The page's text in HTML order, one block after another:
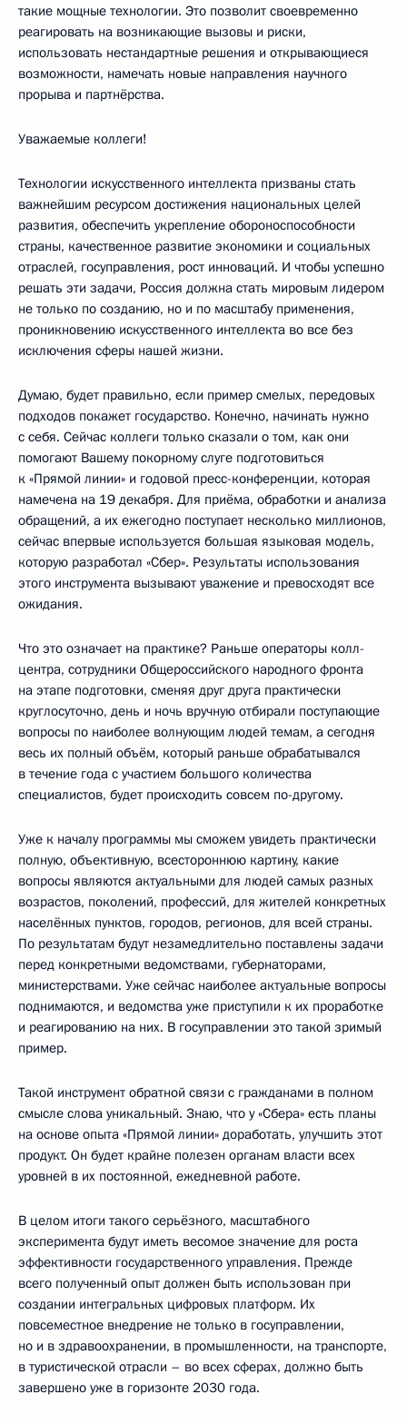
такие мощные технологии. Это позволит своевременно
реагировать на возникающие вызовы и риски,
использовать нестандартные решения и открывающиеся
возможности, намечать новые направления научного
прорыва и партнёрства.
Уважаемые коллеги!
Технологии искусственного интеллекта призваны стать
важнейшим ресурсом достижения национальных целей
развития, обеспечить укрепление обороноспособности
страны, качественное развитие экономики и социальных
отраслей, госуправления, рост инноваций. И чтобы успешно
решать эти задачи, Россия должна стать мировым лидером
не только по созданию, но и по масштабу применения,
проникновению искусственного интеллекта во все без
исключения сферы нашей жизни.
Думаю, будет правильно, если пример смелых, передовых
подходов покажет государство. Конечно, начинать нужно
с себя. Сейчас коллеги только сказали о том, как они
помогают Вашему покорному слуге подготовиться
к «Прямой линии» и годовой пресс-конференции, которая
намечена на 19 декабря. Для приёма, обработки и анализа
обращений, а их ежегодно поступает несколько миллионов,
сейчас впервые используется большая языковая модель,
которую разработал «Сбер». Результаты использования
этого инструмента вызывают уважение и превосходят все
ожидания.
Что это означает на практике? Раньше операторы колл-
центра, сотрудники Общероссийского народного фронта
на этапе подготовки, сменяя друг друга практически
круглосуточно, день и ночь вручную отбирали поступающие
вопросы по наиболее волнующим людей темам, а сегодня
весь их полный объём, который раньше обрабатывался
в течение года с участием большого количества
специалистов, будет происходить совсем по-другому.
Уже к началу программы мы сможем увидеть практически
полную, объективную, всестороннюю картину, какие
вопросы являются актуальными для людей самых разных
возрастов, поколений, профессий, для жителей конкретных
населённых пунктов, городов, регионов, для всей страны.
По результатам будут незамедлительно поставлены задачи
перед конкретными ведомствами, губернаторами,
министерствами. Уже сейчас наиболее актуальные вопросы
поднимаются, и ведомства уже приступили к их проработке
и реагированию на них. В госуправлении это такой зримый
пример.
Такой инструмент обратной связи с гражданами в полном
смысле слова уникальный. Знаю, что у «Сбера» есть планы
на основе опыта «Прямой линии» доработать, улучшить этот
продукт. Он будет крайне полезен органам власти всех
уровней в их постоянной, ежедневной работе.
В целом итоги такого серьёзного, масштабного
эксперимента будут иметь весомое значение для роста
эффективности государственного управления. Прежде
всего полученный опыт должен быть использован при
создании интегральных цифровых платформ. Их
повсеместное внедрение не только в госуправлении,
но и в здравоохранении, в промышленности, на транспорте,
в туристической отрасли – во всех сферах, должно быть
завершено уже в горизонте 2030 года.